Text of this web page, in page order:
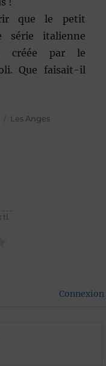
que le petit
série italienne
créée par le
Que faisait-il
Catégories
Les Anges
Connexion